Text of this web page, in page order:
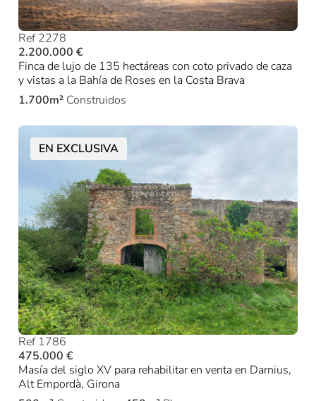
Ref 2278
2.200.000 €
Finca de lujo de 135 hectáreas con coto privado de caza
y vistas a la Bahía de Roses en la Costa Brava
1.700m² Construidos
EN EXCLUSIVA
Ref 1786
475.000 €
Masía del siglo XV para rehabilitar en venta en Darnius,
Alt Empordà, Girona